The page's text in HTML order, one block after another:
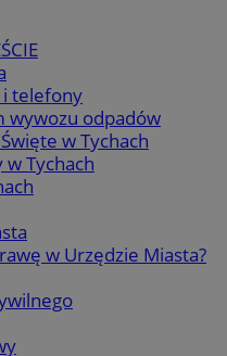
i telefony
wywozu odpadów
w Tychach
w Tychach
w Urzędzie Miasta?